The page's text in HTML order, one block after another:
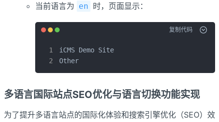
当前语言为 en 时，页面显示：
复制代码
iCMS Demo Site
Other
多语言国际站点SEO优化与语言切换功能实现
为了提升多语言站点的国际化体验和搜索引擎优化（SEO）效